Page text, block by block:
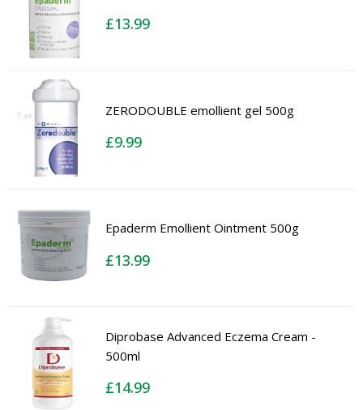
£13.99
ZERODOUBLE emollient gel 500g
£9.99
Epaderm Emollient Ointment 500g
£13.99
Diprobase Advanced Eczema Cream -
500ml
£14.99